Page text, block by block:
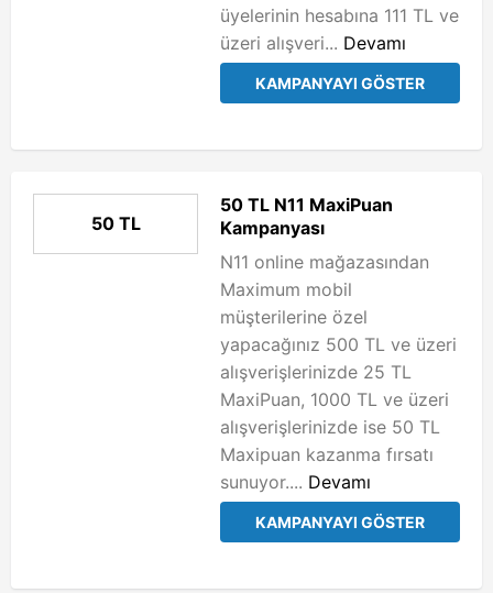
üyelerinin hesabına 111 TL ve
üzeri alışveri... Devamı
KAMPANYAYI GÖSTER
50 TL
50 TL N11 MaxiPuan
Kampanyası
N11 online mağazasından
Maximum mobil
müşterilerine özel
yapacağınız 500 TL ve üzeri
alışverişlerinizde 25 TL
MaxiPuan, 1000 TL ve üzeri
alışverişlerinizde ise 50 TL
Maxipuan kazanma fırsatı
sunuyor.... Devamı
KAMPANYAYI GÖSTER